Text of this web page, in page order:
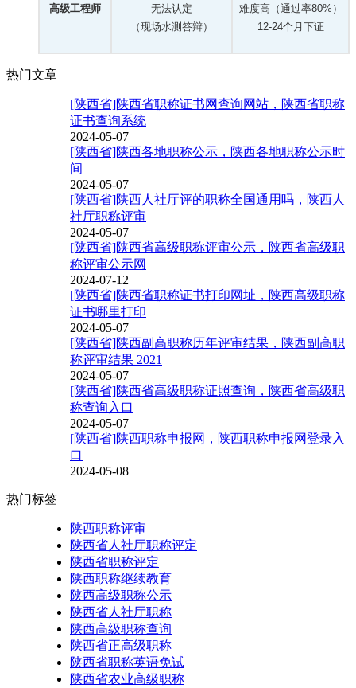
高级工程师
无法认定
（现场水测答辩）
难度高（通过率80%）
12-24个月下证
热门文章
[陕西省]陕西省职称证书网查询网站，陕西省职称
证书查询系统
2024-05-07
[陕西省]陕西各地职称公示，陕西各地职称公示时
间
2024-05-07
[陕西省]陕西人社厅评的职称全国通用吗，陕西人
社厅职称评审
2024-05-07
[陕西省]陕西省高级职称评审公示，陕西省高级职
称评审公示网
2024-07-12
[陕西省]陕西省职称证书打印网址，陕西高级职称
证书哪里打印
2024-05-07
[陕西省]陕西副高职称历年评审结果，陕西副高职
称评审结果 2021
2024-05-07
[陕西省]陕西省高级职称证照查询，陕西省高级职
称查询入口
2024-05-07
[陕西省]陕西职称申报网，陕西职称申报网登录入
口
2024-05-08
热门标签
陕西职称评审
陕西省人社厅职称评定
陕西省职称评定
陕西职称继续教育
陕西高级职称公示
陕西省人社厅职称
陕西高级职称查询
陕西省正高级职称
陕西省职称英语免试
陕西省农业高级职称